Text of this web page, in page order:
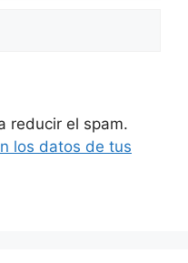
reducir el spam.
los datos de tus